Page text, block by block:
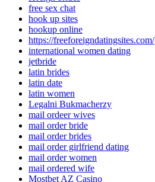
free sex chat
hook up sites
hookup online
https://freeforeigndatingsites.com/
international women dating
jetbride
latin brides
latin date
latin women
Legalni Bukmacherzy
mail ordeer wives
mail order bride
mail order brides
mail order girlfriend dating
mail order women
mail ordered wife
Mostbet AZ Casino